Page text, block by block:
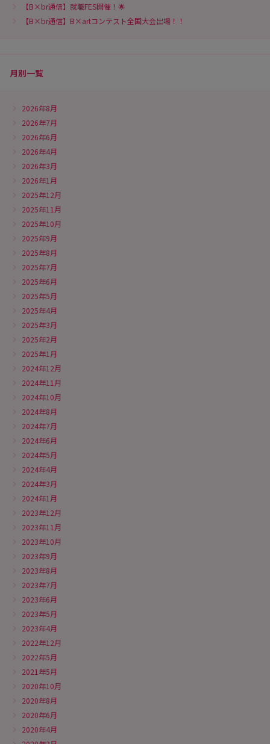
【B×br通信】就職FES開催！🌟
【B×br通信】B×artコンテスト全国大会出場！！
月別一覧
2026年8月
2026年7月
2026年6月
2026年4月
2026年3月
2026年1月
2025年12月
2025年11月
2025年10月
2025年9月
2025年8月
2025年7月
2025年6月
2025年5月
2025年4月
2025年3月
2025年2月
2025年1月
2024年12月
2024年11月
2024年10月
2024年8月
2024年7月
2024年6月
2024年5月
2024年4月
2024年3月
2024年1月
2023年12月
2023年11月
2023年10月
2023年9月
2023年8月
2023年7月
2023年6月
2023年5月
2023年4月
2022年12月
2022年5月
2021年5月
2020年10月
2020年8月
2020年6月
2020年4月